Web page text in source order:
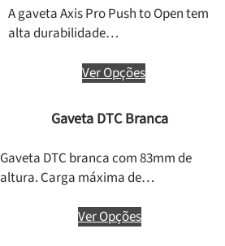
A gaveta Axis Pro Push to Open tem
alta durabilidade…
Ver Opções
Gaveta DTC Branca
Gaveta DTC branca com 83mm de
altura. Carga máxima de…
Ver Opções